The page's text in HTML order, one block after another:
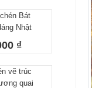
QuaiBát
Nhật
₫
vẽ trúc
quai